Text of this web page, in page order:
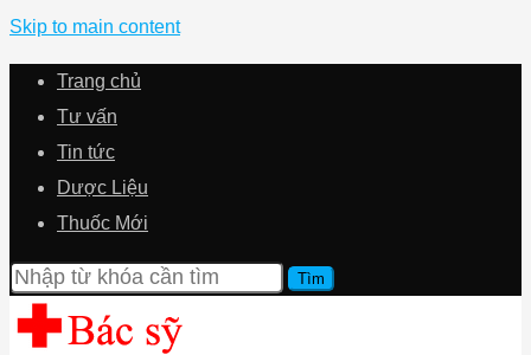
Skip to main content
Trang chủ
Tư vấn
Tin tức
Dược Liệu
Thuốc Mới